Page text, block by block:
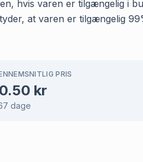
hvis varen er tilgængelig i
at varen er tilgængelig
PRIS
kr
dage